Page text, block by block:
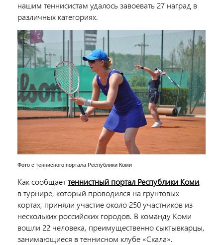
нашим теннисистам удалось завоевать 27 наград в
различных категориях.
Фото с теннисного портала Республики Коми
Как сообщаеттеннистный портал Республики Коми,
в турнире, который проводился на грунтовых
кортах, приняли участие около 250 участников из
нескольких российских городов. В команду Коми
вошли 22 человека, преимущественно сыктывкарцы,
занимающиеся в теннисном клубе «Скала».